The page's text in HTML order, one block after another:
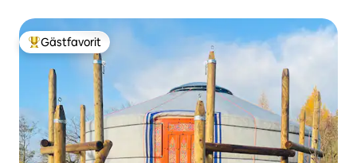
Populär gästfavorit
Gästfavorit